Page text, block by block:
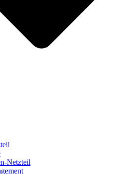
Netzteil